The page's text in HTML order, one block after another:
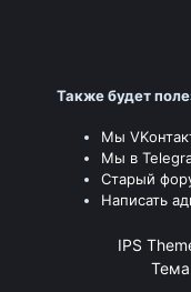
Также будет
Мы
Мы в
Старый
Написать
IPS